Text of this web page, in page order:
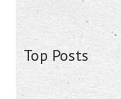
Top Posts